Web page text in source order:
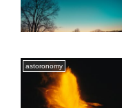
astoronomy